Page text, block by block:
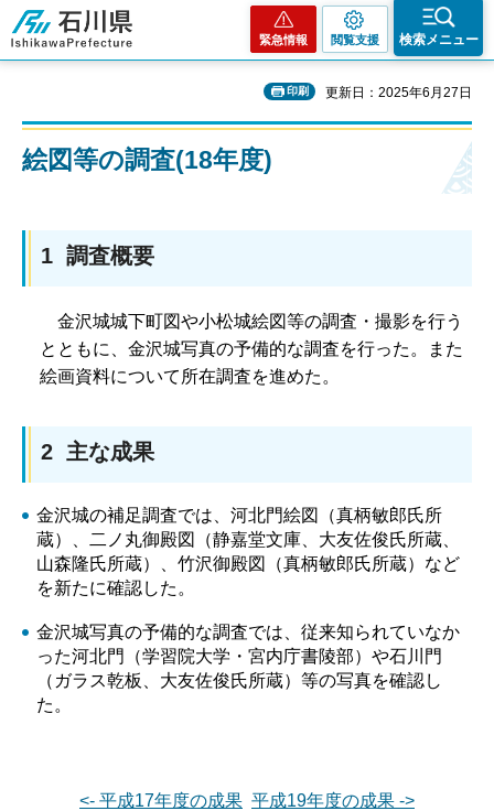
石川県
緊急情報 閲覧支援 検索メニュー
印刷 更新日：2025年6月27日
絵図等の調査(18年度)
1 調査概要
金沢城城下町図や小松城絵図等の調査・撮影を行う
とともに、金沢城写真の予備的な調査を行った。また
絵画資料について所在調査を進めた。
2 主な成果
金沢城の補足調査では、河北門絵図（真柄敏郎氏所
蔵）、二ノ丸御殿図（静嘉堂文庫、大友佐俊氏所蔵、
山森隆氏所蔵）、竹沢御殿図（真柄敏郎氏所蔵）など
を新たに確認した。
金沢城写真の予備的な調査では、従来知られていなか
った河北門（学習院大学・宮内庁書陵部）や石川門
（ガラス乾板、大友佐俊氏所蔵）等の写真を確認し
た。
<- 平成17年度の成果 平成19年度の成果 ->